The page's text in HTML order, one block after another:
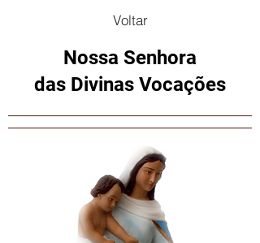
Voltar
Nossa Senhora
das Divinas Vocações